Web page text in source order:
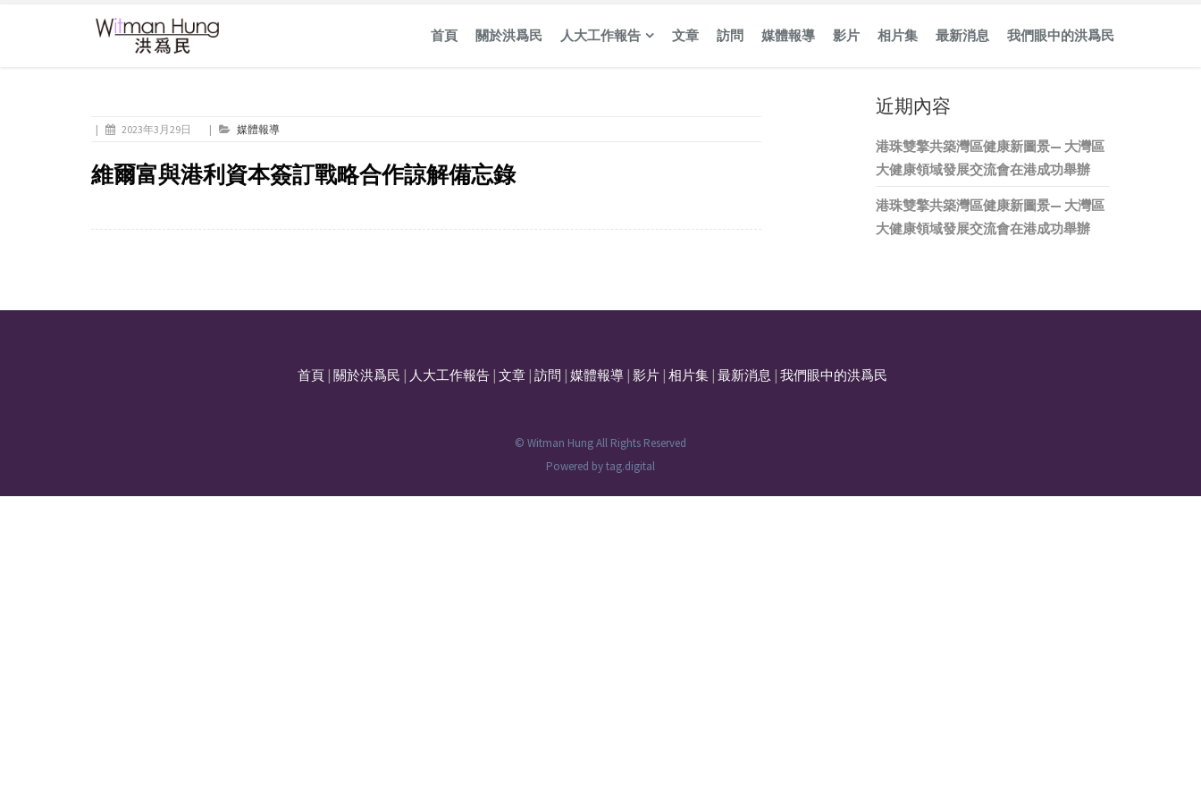
首頁 關於洪爲民 人大工作報告 文章 訪問 媒體報導 影片 相片集 最新消息 我們眼中的洪爲民
| 2023年3月29日 | 媒體報導
維爾富與港利資本簽訂戰略合作諒解備忘錄
近期內容
港珠雙擎共築灣區健康新圖景— 大灣區
大健康領域發展交流會在港成功舉辦
港珠雙擎共築灣區健康新圖景— 大灣區
大健康領域發展交流會在港成功舉辦
首頁 關於洪爲民 人大工作報告 文章 訪問 媒體報導 影片 相片集 最新消息 我們眼中的洪爲民
© Witman Hung All Rights Reserved
Powered bytag.digital